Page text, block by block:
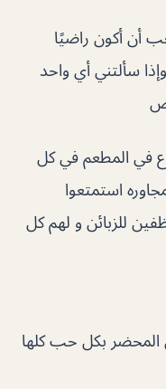
أن أكون راضيًا
سألتني أي واحد
في المطعم في كل
استمتعوا
للزبائن و لهم كل
المحضر بكل حب كلها